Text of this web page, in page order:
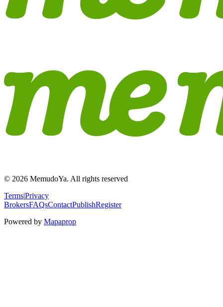
© 2026 MemudoYa. All rights reserved
Terms|Privacy
BrokersFAQsContactPublishRegister
Powered by Mapaprop